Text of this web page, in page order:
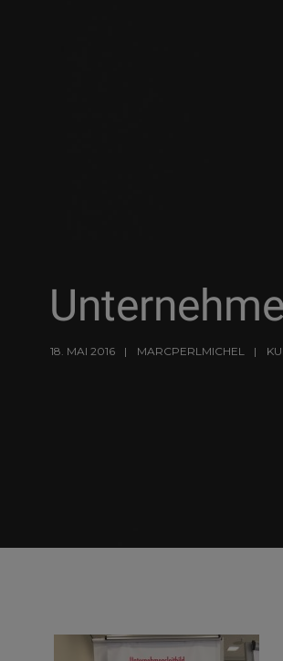
18. MAI 2016 MARCPERLMICHEL